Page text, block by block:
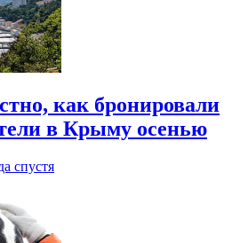
как бронировали
в Крыму осенью
спустя